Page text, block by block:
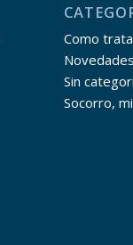
Como
Novedades
Sin
Socorro,